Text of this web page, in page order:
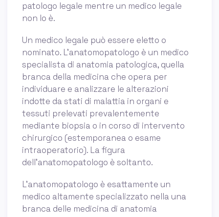
patologo legale mentre un medico legale
non lo è.
Un medico legale può essere eletto o
nominato. L'anatomopatologo è un medico
specialista di anatomia patologica, quella
branca della medicina che opera per
individuare e analizzare le alterazioni
indotte da stati di malattia in organi e
tessuti prelevati prevalentemente
mediante biopsia o in corso di intervento
chirurgico (estemporanea o esame
intraoperatorio). La figura
dell'anatomopatologo è soltanto.
L’anatomopatologo è esattamente un
medico altamente specializzato nella una
branca delle medicina di anatomia